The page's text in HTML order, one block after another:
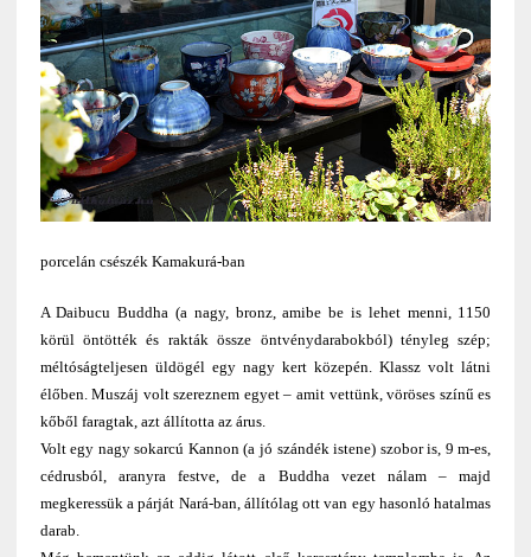
porcelán csészék Kamakurá-ban
A Daibucu Buddha (a nagy, bronz, amibe be is lehet menni, 1150
körül öntötték és rakták össze öntvénydarabokból) tényleg szép;
méltóságteljesen üldögél egy nagy kert közepén. Klassz volt látni
élőben. Muszáj volt szereznem egyet – amit vettünk, vöröses színű es
kőből faragtak, azt állította az árus.
Volt egy nagy sokarcú Kannon (a jó szándék istene) szobor is, 9 m-es,
cédrusból, aranyra festve, de a Buddha vezet nálam – majd
megkeressük a párját Nará-ban, állítólag ott van egy hasonló hatalmas
darab.